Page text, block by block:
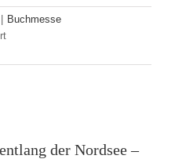
| Buchmesse
für
Jahre
der
Flandern
der Nordsee –